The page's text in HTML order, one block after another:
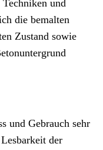
und
die bemal­ten
Zus­tand sowie
und Gebrauch sehr
der